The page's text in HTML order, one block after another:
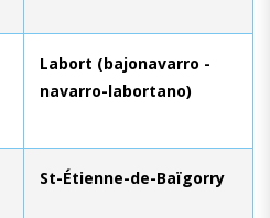
Labort (bajonavarro -
navarro-labortano)
St-Étienne-de-Baïgorry